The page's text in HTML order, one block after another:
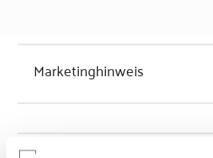
Marketinghinweis